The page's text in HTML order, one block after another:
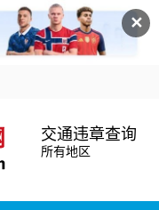
✕
交通违章查询
所有地区